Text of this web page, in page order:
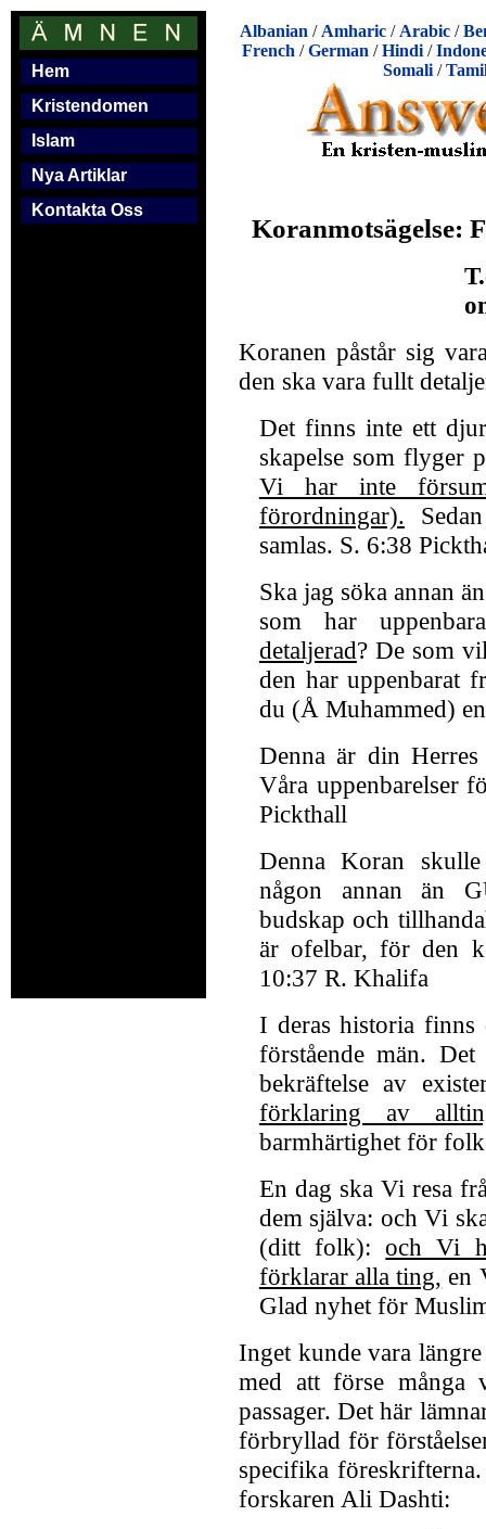
Hem
Kristendomen
Islam
Nya Artiklar
Kontakta Oss
Albanian / Amharic / Arabic /
French /German /Hindi /
Somali/
Koranmotsägelse:
Koranen påstår sig
den ska vara fullt
Det finns inte ett
skapelse som flyger
Vi har inte
förordningar).
samlas. S. 6:38
Ska jag söka annan
som har
detaljerad? De som
den har uppenbarat
du (Å Muhammed)
Denna är din
Våra uppenbarelser
Pickthall
Denna Koran
någon annan än
budskap och
är ofelbar, för den
10:37 R. Khalifa
I deras historia
förstående män.
bekräftelse av
förklaring av
barmhärtighet för
En dag ska Vi resa
dem själva: och Vi
(ditt folk):och Vi
förklarar alla ting, en
Glad nyhet för
Inget kunde vara
med att förse
passager. Det här
förbryllad för
specifika
forskaren Ali Dashti: